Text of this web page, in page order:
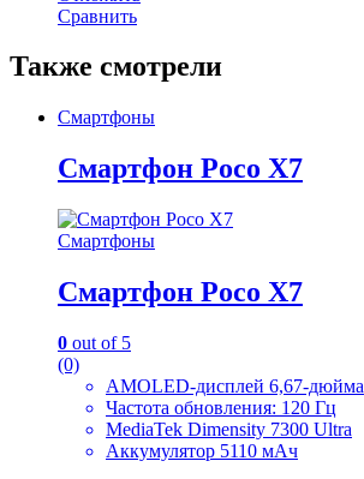
Сравнить
Также смотрели
Смартфоны
Смартфон Poco X7
Смартфоны
Смартфон Poco X7
0 out of 5
(0)
AMOLED-дисплей 6,67-дюйма
Частота обновления: 120 Гц
MediaTek Dimensity 7300 Ultra
Аккумулятор 5110 мАч